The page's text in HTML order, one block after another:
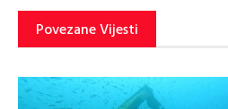
Povezane Vijesti